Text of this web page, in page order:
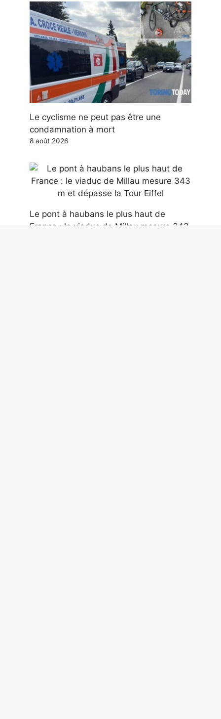
Le cyclisme ne peut pas être une
condamnation à mort
8 août 2026
Le pont à haubans le plus haut de
France : le viaduc de Millau mesure 343